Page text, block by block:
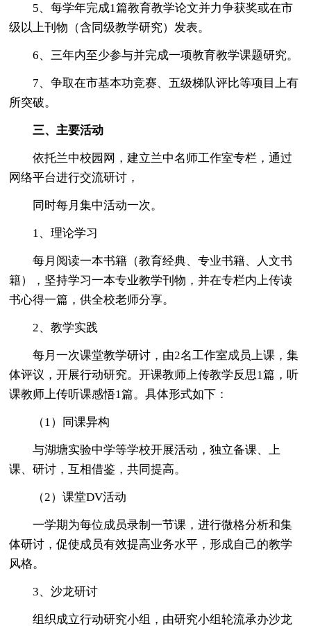
5、每学年完成1篇教育教学论文并力争获奖或在市
级以上刊物（含同级教学研究）发表。
6、三年内至少参与并完成一项教育教学课题研究。
7、争取在市基本功竞赛、五级梯队评比等项目上有
所突破。
三、主要活动
依托兰中校园网，建立兰中名师工作室专栏，通过
网络平台进行交流研讨，
同时每月集中活动一次。
1、理论学习
每月阅读一本书籍（教育经典、专业书籍、人文书
籍），坚持学习一本专业教学刊物，并在专栏内上传读
书心得一篇，供全校老师分享。
2、教学实践
每月一次课堂教学研讨，由2名工作室成员上课，集
体评议，开展行动研究。开课教师上传教学反思1篇，听
课教师上传听课感悟1篇。具体形式如下：
（1）同课异构
与湖塘实验中学等学校开展活动，独立备课、上
课、研讨，互相借鉴，共同提高。
（2）课堂DV活动
一学期为每位成员录制一节课，进行微格分析和集
体研讨，促使成员有效提高业务水平，形成自己的教学
风格。
3、沙龙研讨
组织成立行动研究小组，由研究小组轮流承办沙龙